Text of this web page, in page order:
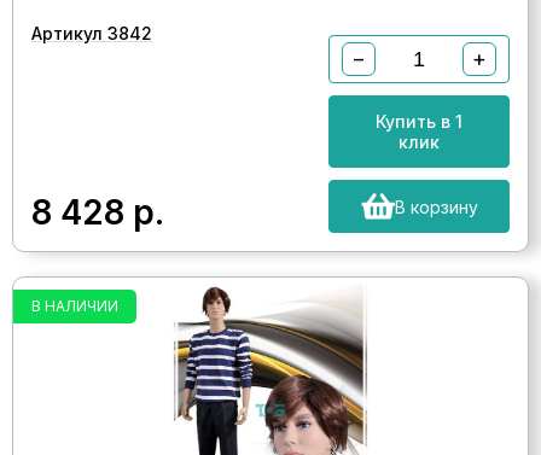
Артикул 3842
8 428 р.
− +
Купить в 1
клик
В корзину
В НАЛИЧИИ